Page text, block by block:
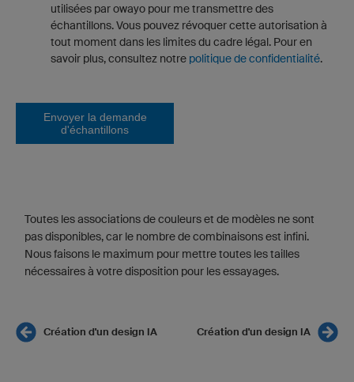
utilisées par owayo pour me transmettre des
échantillons. Vous pouvez révoquer cette autorisation à
tout moment dans les limites du cadre légal. Pour en
savoir plus, consultez notre politique de confidentialité.
Envoyer la demande
d'échantillons
Toutes les associations de couleurs et de modèles ne sont
pas disponibles, car le nombre de combinaisons est infini.
Nous faisons le maximum pour mettre toutes les tailles
nécessaires à votre disposition pour les essayages.
Création d'un design IA Création d'un design IA